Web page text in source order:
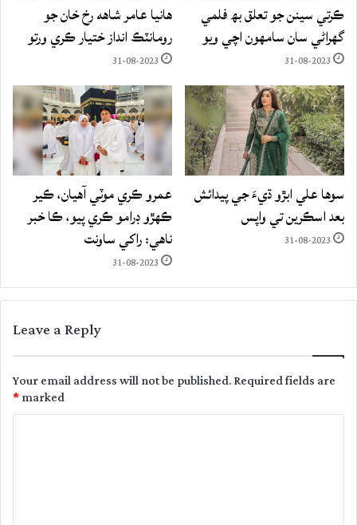
ڪرتي سينن جو تعلق بھ فلمي
گهراڻي سان سامهون اچي ويو
31-08-2023
هانيا عامر شاهه رخ خان جو
رومانٽڪ انداز ختيار ڪري ورتو
31-08-2023
سوها علي ابڙو ڌيءَ جي پيدائش
بعد اسڪرين تي واپس
31-08-2023
عمرو ڪري موٽي آهيان، ڪير
ڪهڙو ڊرامو ڪري پيو، ڪا خبر
ناهي: راکي ساونت
31-08-2023
Leave a Reply
Your email address will not be published.Required fields are
marked
*